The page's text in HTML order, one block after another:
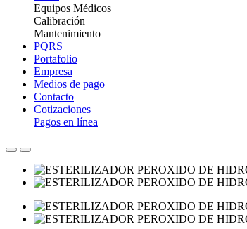
Equipos Médicos
Calibración
Mantenimiento
PQRS
Portafolio
Empresa
Medios de pago
Contacto
Cotizaciones
Pagos en línea